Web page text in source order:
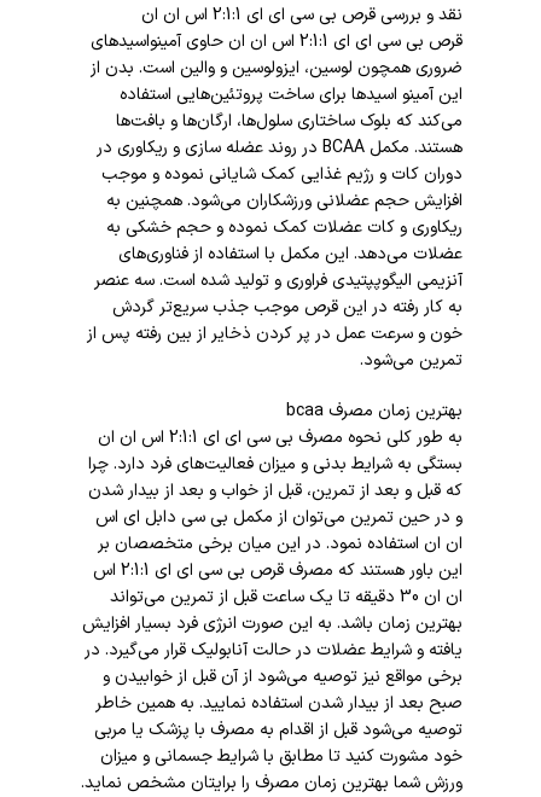
نقد و بررسی قرص بی سی ای ای 2:1:1 اس ان ان
قرص بی سی ای ای 2:1:1 اس ان ان حاوی آمینواسیدهای
ضروری همچون لوسین، ایزولوسین و والین است. بدن از
این آمینو اسیدها برای ساخت پروتئین‌هایی استفاده
می‌کند که بلوک ساختاری سلول‌ها، ارگان‌ها و بافت‌ها
هستند. مکمل BCAA در روند عضله سازی و ریکاوری در
دوران کات و رژیم غذایی کمک شایانی نموده و موجب
افزایش حجم عضلانی ورزشکاران می‌شود. همچنین به
ریکاوری و کات عضلات کمک نموده و حجم خشکی به
عضلات می‌دهد. این مکمل با استفاده از فناوری‌های
آنزیمی الیگوپپتیدی فراوری و تولید شده است. سه عنصر
به کار رفته در این قرص موجب جذب سریع‌تر گردش
خون و سرعت عمل در پر کردن ذخایر از بین رفته پس از
تمرین می‌شود.
بهترین زمان مصرف bcaa
به طور کلی نحوه مصرف بی سی ای ای 2:1:1 اس ان ان
بستگی به شرایط بدنی و میزان فعالیت‌های فرد دارد. چرا
که قبل و بعد از تمرین، قبل از خواب و بعد از بیدار شدن
و در حین تمرین می‌توان از مکمل بی سی دابل ای اس
ان ان استفاده نمود. در این میان برخی متخصصان بر
این باور هستند که مصرف قرص بی سی ای ای 2:1:1 اس
ان ان 30 دقیقه تا یک ساعت قبل از تمرین می‌تواند
بهترین زمان باشد. به این صورت انرژی فرد بسیار افزایش
یافته و شرایط عضلات در حالت آنابولیک قرار می‌گیرد. در
برخی مواقع نیز توصیه می‌شود از آن قبل از خوابیدن و
صبح بعد از بیدار شدن استفاده نمایید. به همین خاطر
توصیه می‌شود قبل از اقدام به مصرف با پزشک یا مربی
خود مشورت کنید تا مطابق با شرایط جسمانی و میزان
ورزش شما بهترین زمان مصرف را برایتان مشخص نماید.